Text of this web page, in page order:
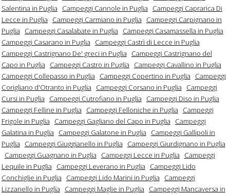
Salentina in Puglia
Campeggi Cannole in Puglia
Campeggi Caprarica Di
Lecce in Puglia
Campeggi Carmiano in Puglia
Campeggi Carpignano in
Puglia
Campeggi Casalabate in Puglia
Campeggi Casamassella in Puglia
Campeggi Casarano in Puglia
Campeggi Castrì di Lecce in Puglia
Campeggi Castrignano De' greci in Puglia
Campeggi Castrignano del
Capo in Puglia
Campeggi Castro in Puglia
Campeggi Cavallino in Puglia
Campeggi Collepasso in Puglia
Campeggi Copertino in Puglia
Campeggi
Corigliano d'Otranto in Puglia
Campeggi Corsano in Puglia
Campeggi
Cursi in Puglia
Campeggi Cutrofiano in Puglia
Campeggi Diso in Puglia
Campeggi Felline in Puglia
Campeggi Felloniche in Puglia
Campeggi
Frigole in Puglia
Campeggi Gagliano del Capo in Puglia
Campeggi
Galatina in Puglia
Campeggi Galatone in Puglia
Campeggi Gallipoli in
Puglia
Campeggi Giuggianello in Puglia
Campeggi Giurdignano in Puglia
Campeggi Guagnano in Puglia
Campeggi Lecce in Puglia
Campeggi
Lequile in Puglia
Campeggi Leverano in Puglia
Campeggi Lido
Conchiglie in Puglia
Campeggi Lido Marini in Puglia
Campeggi
Lizzanello in Puglia
Campeggi Maglie in Puglia
Campeggi Mancaversa in